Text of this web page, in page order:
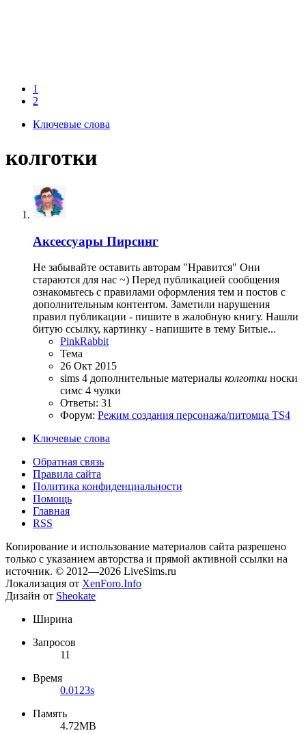
1
2
Ключевые слова
колготки
Аксессуары Пирсинг
Не забывайте оставить авторам "Нравится" Они
стараются для нас ~) Перед публикацией сообщения
ознакомьтесь с правилами оформления тем и постов с
дополнительным контентом. Заметили нарушения
правил публикации - пишите в жалобную книгу. Нашли
битую ссылку, картинку - напишите в тему Битые...
PinkRabbit
Тема
26 Окт 2015
sims 4 дополнительные материалы колготки носки
симс 4 чулки
Ответы: 31
Форум: Режим создания персонажа/питомца TS4
Ключевые слова
Обратная связь
Правила сайта
Политика конфиденциальности
Помощь
Главная
RSS
Копирование и использование материалов сайта разрешено
только с указанием авторства и прямой активной ссылки на
источник. © 2012—2026 LiveSims.ru
Локализация от XenForo.Info
Дизайн от Sheokate
Ширина
Запросов
11
Время
0.0123s
Память
4.72MB